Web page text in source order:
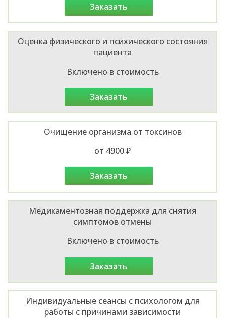
заказать
Оценка физического и психического состояния
пациента
Включено в стоимость
заказать
Очищение организма от токсинов
от 4900 ₽
заказать
Медикаментозная поддержка для снятия
симптомов отмены
Включено в стоимость
заказать
Индивидуальные сеансы с психологом для
работы с причинами зависимости